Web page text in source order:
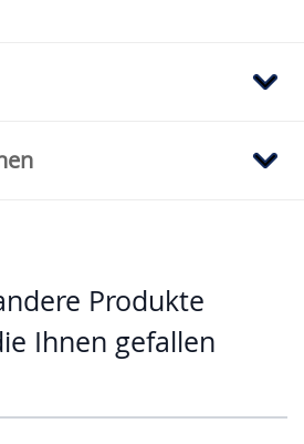
Produkte
Ihnen gefallen